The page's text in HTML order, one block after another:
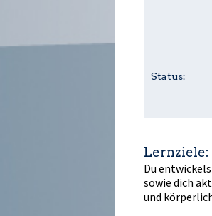
Status:
Lernziele:
Du
sowie dich
und